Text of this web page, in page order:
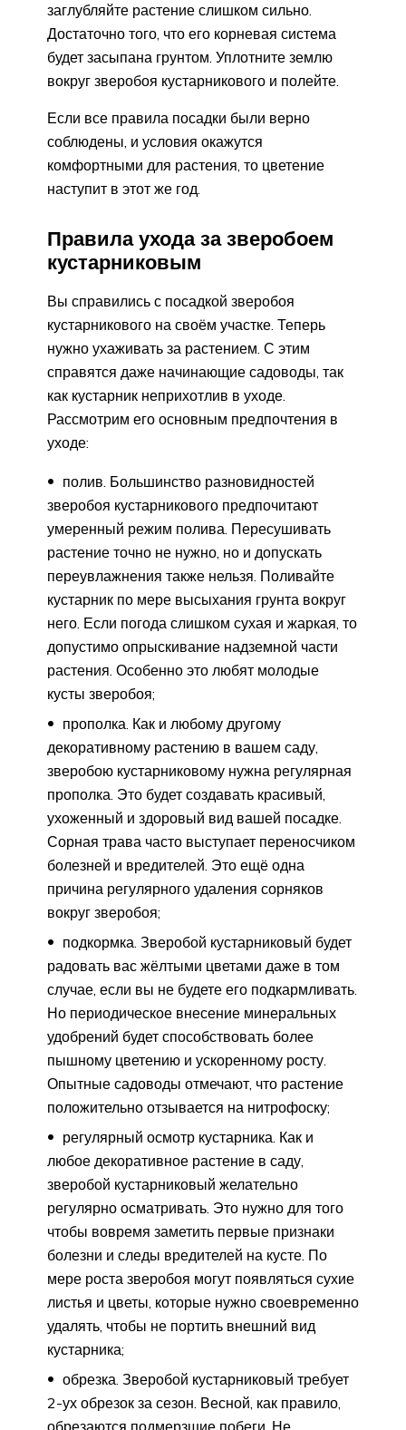
заглубляйте растение слишком сильно.
Достаточно того, что его корневая система
будет засыпана грунтом. Уплотните землю
вокруг зверобоя кустарникового и полейте.
Если все правила посадки были верно
соблюдены, и условия окажутся
комфортными для растения, то цветение
наступит в этот же год.
Правила ухода за зверобоем
кустарниковым
Вы справились с посадкой зверобоя
кустарникового на своём участке. Теперь
нужно ухаживать за растением. С этим
справятся даже начинающие садоводы, так
как кустарник неприхотлив в уходе.
Рассмотрим его основным предпочтения в
уходе:
полив. Большинство разновидностей
зверобоя кустарникового предпочитают
умеренный режим полива. Пересушивать
растение точно не нужно, но и допускать
переувлажнения также нельзя. Поливайте
кустарник по мере высыхания грунта вокруг
него. Если погода слишком сухая и жаркая, то
допустимо опрыскивание надземной части
растения. Особенно это любят молодые
кусты зверобоя;
прополка. Как и любому другому
декоративному растению в вашем саду,
зверобою кустарниковому нужна регулярная
прополка. Это будет создавать красивый,
ухоженный и здоровый вид вашей посадке.
Сорная трава часто выступает переносчиком
болезней и вредителей. Это ещё одна
причина регулярного удаления сорняков
вокруг зверобоя;
подкормка. Зверобой кустарниковый будет
радовать вас жёлтыми цветами даже в том
случае, если вы не будете его подкармливать.
Но периодическое внесение минеральных
удобрений будет способствовать более
пышному цветению и ускоренному росту.
Опытные садоводы отмечают, что растение
положительно отзывается на нитрофоску;
регулярный осмотр кустарника. Как и
любое декоративное растение в саду,
зверобой кустарниковый желательно
регулярно осматривать. Это нужно для того
чтобы вовремя заметить первые признаки
болезни и следы вредителей на кусте. По
мере роста зверобоя могут появляться сухие
листья и цветы, которые нужно своевременно
удалять, чтобы не портить внешний вид
кустарника;
обрезка. Зверобой кустарниковый требует
2-ух обрезок за сезон. Весной, как правило,
обрезаются подмерзшие побеги. Не